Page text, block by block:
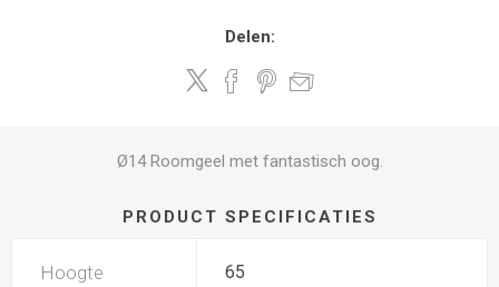
Delen:
Ø14 Roomgeel met fantastisch oog.
PRODUCT SPECIFICATIES
Hoogte 65